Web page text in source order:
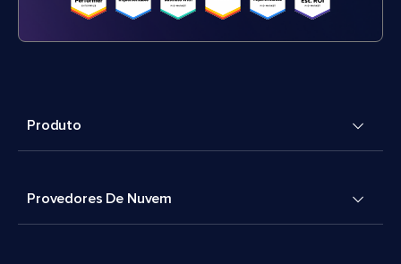
Produto
Provedores De Nuvem